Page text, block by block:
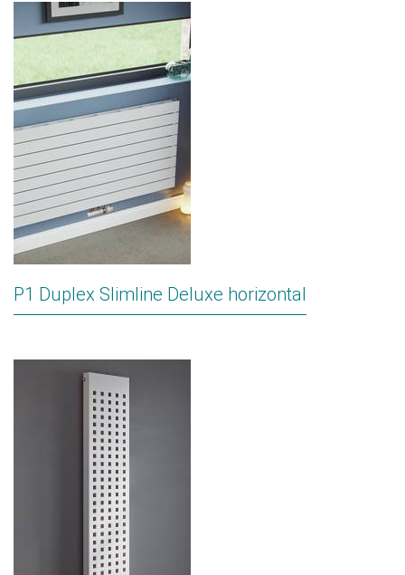
P1 Duplex Slimline Deluxe horizontal